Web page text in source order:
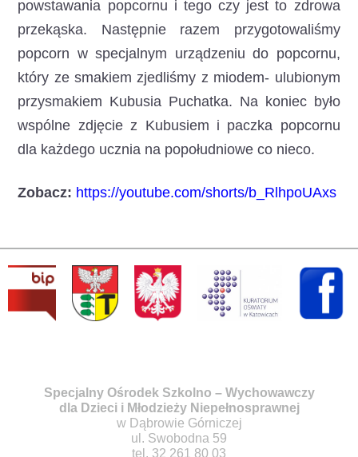
powstawania popcornu i tego czy jest to zdrowa
przekąska. Następnie razem przygotowaliśmy
popcorn w specjalnym urządzeniu do popcornu,
który ze smakiem zjedliśmy z miodem- ulubionym
przysmakiem Kubusia Puchatka. Na koniec było
wspólne zdjęcie z Kubusiem i paczka popcornu
dla każdego ucznia na popołudniowe co nieco.
Zobacz: https://youtube.com/shorts/b_RlhpoUAxs
Specjalny Ośrodek Szkolno – Wychowawczy
dla Dzieci i Młodzieży Niepełnosprawnej
w Dąbrowie Górniczej
ul. Swobodna 59
tel. 32 261 80 03